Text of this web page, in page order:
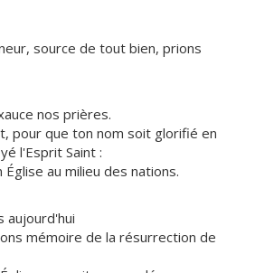
source de tout bien, prions
nos prières.
pour que ton nom soit glorifié en
l'Esprit Saint :
au milieu des nations.
aujourd'hui
mémoire de la résurrection de